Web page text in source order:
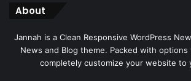
About
Jannah is a Clean Responsive WordPress
News and Blog theme. Packed with
completely customize your website to